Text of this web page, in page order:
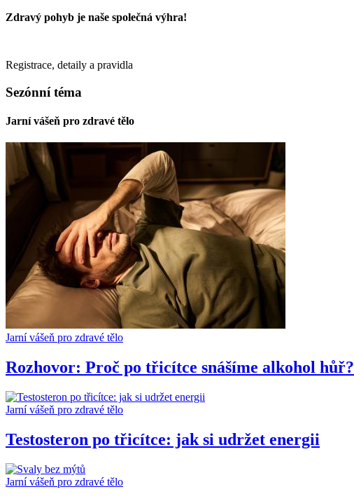
Zdravý pohyb je naše společná výhra!
Registrace, detaily a pravidla
Sezónní téma
Jarní vášeň pro zdravé tělo
Jarní vášeň pro zdravé tělo
Rozhovor: Proč po třicítce snášíme alkohol hůř?
Jarní vášeň pro zdravé tělo
Testosteron po třicítce: jak si udržet energii
Jarní vášeň pro zdravé tělo